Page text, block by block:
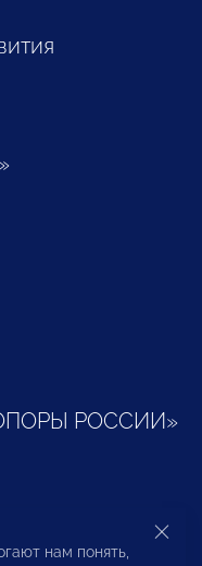
РОССИИ»
и
нам понять,